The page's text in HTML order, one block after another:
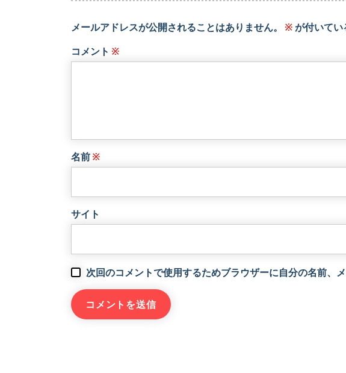
メールアドレスが公開されることはありません。 ※ が付いてい
コメント ※
名前 ※
サイト
次回のコメントで使用するためブラウザーに自分の名前、